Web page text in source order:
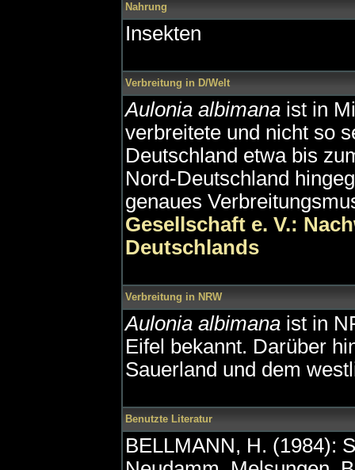
Nahrung
Insekten
Verbreitung in D/Welt
Aulonia albimana ist in
verbreitete und nicht so
Deutschland etwa bis
Nord-Deutschland
genaues
Gesellschaft e. V.:
Deutschlands
Verbreitung in NRW
Aulonia albimana ist in
Eifel bekannt. Darüber
Sauerland und dem
Benutzte Literatur
BELLMANN, H. (1984):